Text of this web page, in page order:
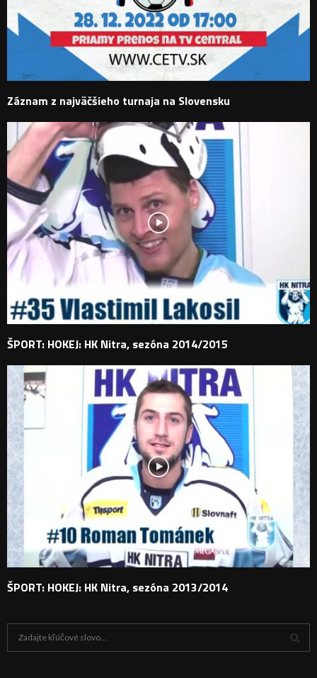
Záznam z najväčšieho turnaja na Slovensku
ŠPORT: HOKEJ: HK Nitra, sezóna 2014/2015
ŠPORT: HOKEJ: HK Nitra, sezóna 2013/2014